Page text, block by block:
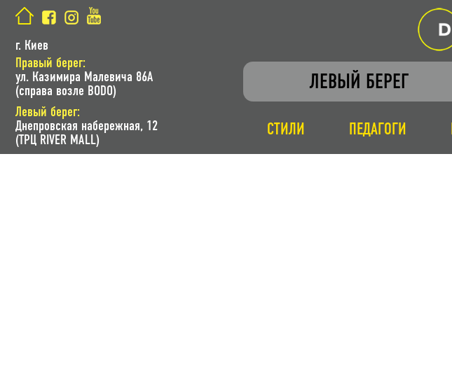
г. Киев
Правый берег:
ул. Казимира Малевича 86A
(справа возле BODO)
Левый берег:
Днепровская набережная, 12
(ТРЦ RIVER MALL)
ЛЕВЫЙ БЕРЕГ
СТИЛИ ПЕДАГОГИ